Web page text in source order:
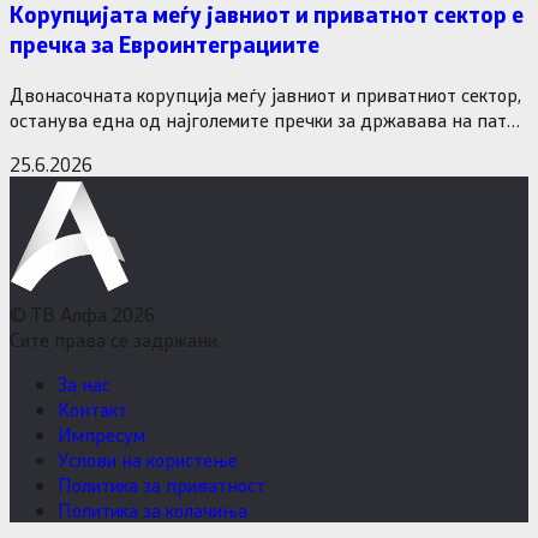
Корупцијата меѓу јавниот и приватнот сектор е
пречка за Евроинтеграциите
Двонасочната корупција меѓу јавниот и приватниот сектор,
останува една од најголемите пречки за државава на патот
25.6.2026
© ТВ Алфа 2026
Сите права се задржани.
За нас
Контакт
Импресум
Услови на користење
Политика за приватност
Политика за колачиња